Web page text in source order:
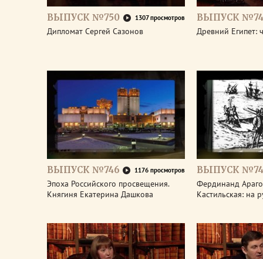
ВЫПУСК №750 1307 просмотров
Дипломат Сергей Сазонов
ВЫПУСК
Древний Египет:
ВЫПУСК №746 1176 просмотров
Эпоха Российского просвещения.
Княгиня Екатерина Дашкова
ВЫПУСК
Фердинанд
Кастильская: на